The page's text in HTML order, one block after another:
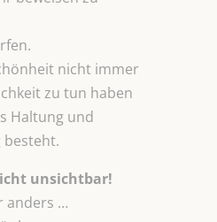
nicht immer
zu tun haben
Haltung und
besteht.
unsichtbar!
anders …